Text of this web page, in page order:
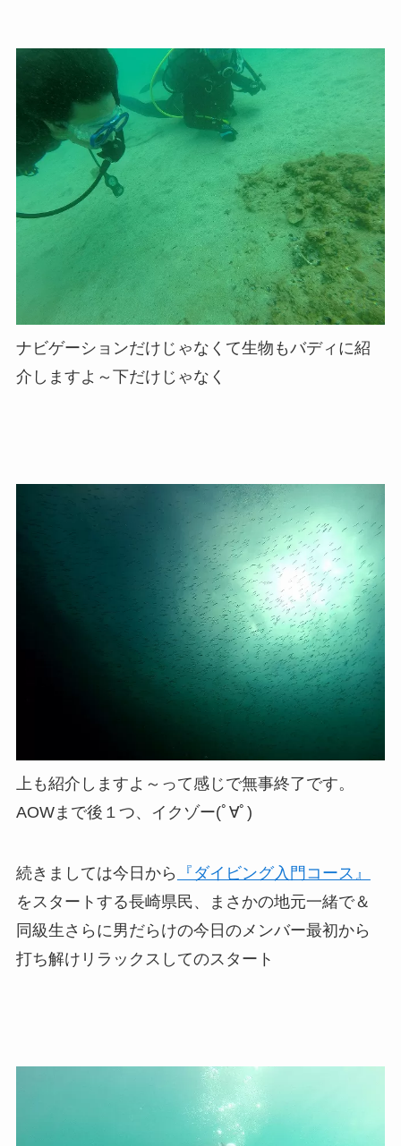
ナビゲーションだけじゃなくて生物もバディに紹
介しますよ～下だけじゃなく
上も紹介しますよ～って感じで無事終了です。
AOWまで後１つ、イクゾー(ﾟ∀ﾟ)
続きましては今日から
『ダイビング入門コース』
をスタートする長崎県民、まさかの地元一緒で＆
同級生さらに男だらけの今日のメンバー最初から
打ち解けリラックスしてのスタート